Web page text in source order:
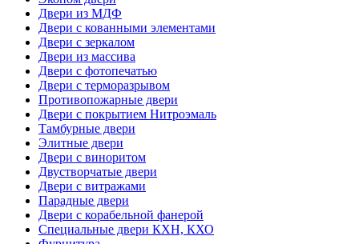
Двери из МДФ
Двери с кованными элементами
Двери с зеркалом
Двери из массива
Двери с фотопечатью
Двери с терморазрывом
Противопожарные двери
Двери с покрытием Нитроэмаль
Тамбурные двери
Элитные двери
Двери с виноритом
Двустворчатые двери
Двери с витражами
Парадные двери
Двери с корабельной фанерой
Специальные двери КХН, КХО